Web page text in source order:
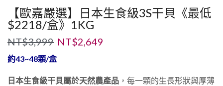
【歐嘉嚴選】日本生食級3S干貝《最低
$2218/盒》1KG
NT$3,999 NT$2,649
約43~48顆/盒
日本生食級干貝屬於天然農產品 ，每一顆的生長形狀與厚薄